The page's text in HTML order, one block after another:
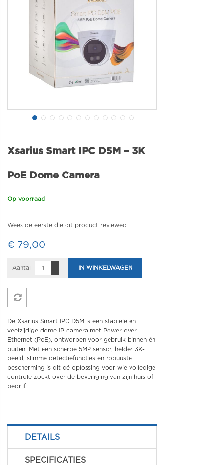
Xsarius Smart IPC D5M – 3K
PoE Dome Camera
Op voorraad
Wees de eerste die dit product reviewed
€ 79,00
Aantal IN WINKELWAGEN
De Xsarius Smart IPC D5M is een stabiele en
veelzijdige dome IP-camera met Power over
Ethernet (PoE), ontworpen voor gebruik binnen én
buiten. Met een scherpe 5MP sensor, helder 3K-
beeld, slimme detectiefuncties en robuuste
bescherming is dit dé oplossing voor wie volledige
controle zoekt over de beveiliging van zijn huis of
bedrijf.
DETAILS
SPECIFICATIES